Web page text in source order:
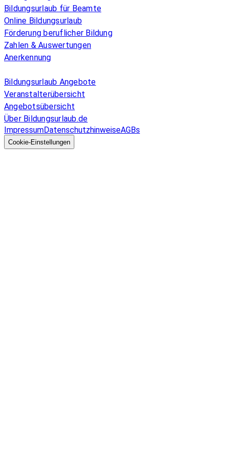
Bildungsurlaub für Beamte
Online Bildungsurlaub
Förderung beruflicher Bildung
Zahlen & Auswertungen
Anerkennung
Bildungsurlaub Angebote
Veranstalterübersicht
Angebotsübersicht
Über Bildungsurlaub.de
ImpressumDatenschutzhinweiseAGBs
Cookie-Einstellungen